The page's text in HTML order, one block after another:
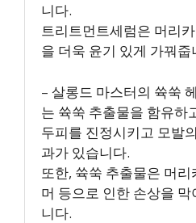
니다.
트리트먼트세럼은 머리
을 더욱 윤기 있게 가꿔줍
– 살롱드 마스터의 쓕쑥
는 쓕쑥 추출물을 함유하
두피를 진정시키고 모발
과가 있습니다.
또한, 쓕쑥 추출물은 머
머 등으로 인한 손상을
니다.